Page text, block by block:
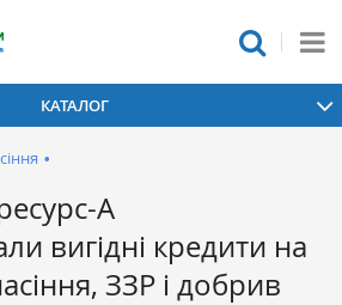
КАТАЛОГ
•
А
вигідні кредити на
ЗЗР і добрив